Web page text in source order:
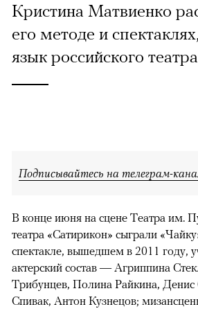
Кристина Матвиенко
его методе и
язык российского театра
Подписывайтесь на телеграм-
В конце июня на сцене Театра им.
театра «Сатирикон» сыграли
спектакле, вышедшем в 2011 году,
актерский состав — Агриппина
Трибунцев, Полина Райкина,
Спивак, Антон Кузнецов;